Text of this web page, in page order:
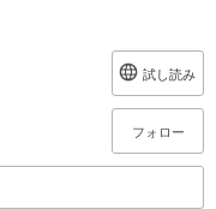
試し読み
フォロー